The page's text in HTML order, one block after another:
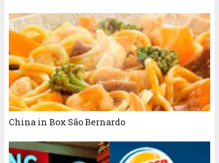
China in Box São Bernardo